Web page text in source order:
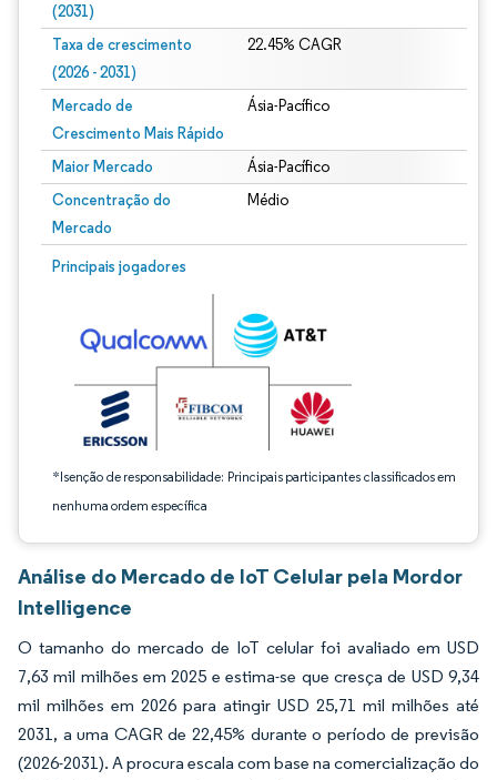
(2031)
Taxa de crescimento
(2026 - 2031)
22.45% CAGR
Mercado de
Crescimento Mais Rápido
Ásia-Pacífico
Maior Mercado Ásia-Pacífico
Concentração do
Mercado
Médio
Principais jogadores
*Isenção de responsabilidade: Principais participantes classificados em
nenhuma ordem específica
Imagem © Mordor Intelligence. O reuso requer atribuição conforme CC BY 4.0.
Análise do Mercado de IoT Celular pela Mordor
Intelligence
O tamanho do mercado de IoT celular foi avaliado em USD
7,63 mil milhões em 2025 e estima-se que cresça de USD 9,34
mil milhões em 2026 para atingir USD 25,71 mil milhões até
2031, a uma CAGR de 22,45% durante o período de previsão
(2026-2031). A procura escala com base na comercialização do